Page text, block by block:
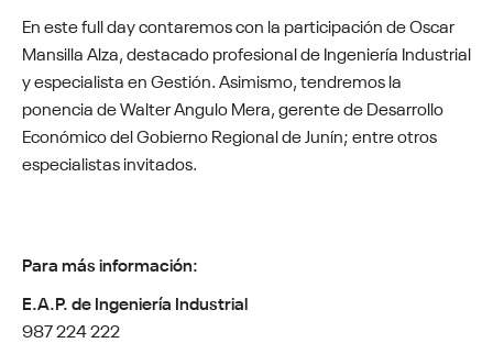
En este full day contaremos con la participación de Oscar
Mansilla Alza, destacado profesional de Ingeniería Industrial
y especialista en Gestión. Asimismo, tendremos la
ponencia de Walter Angulo Mera, gerente de Desarrollo
Económico del Gobierno Regional de Junín; entre otros
especialistas invitados.
Para más información:
E.A.P. de Ingeniería Industrial
987 224 222